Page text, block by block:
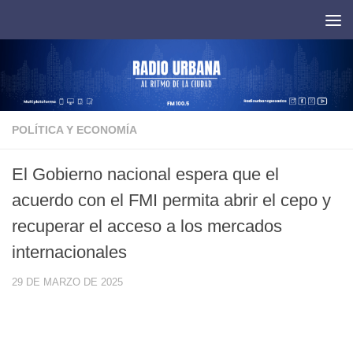
POLÍTICA Y ECONOMÍA
El Gobierno nacional espera que el
acuerdo con el FMI permita abrir el cepo y
recuperar el acceso a los mercados
internacionales
29 DE MARZO DE 2025